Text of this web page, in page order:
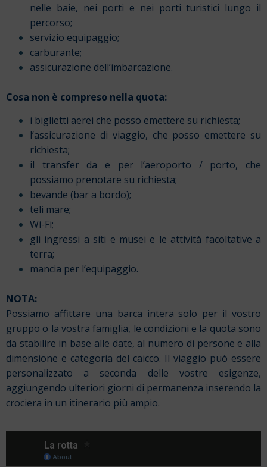
nelle baie, nei porti e nei porti turistici lungo il
percorso;
servizio equipaggio;
carburante;
assicurazione dell’imbarcazione.
Cosa non è compreso nella quota:
i biglietti aerei che posso emettere su richiesta;
l’assicurazione di viaggio, che posso emettere su
richiesta;
il transfer da e per l’aeroporto / porto, che
possiamo prenotare su richiesta;
bevande (bar a bordo);
teli mare;
Wi-Fi;
gli ingressi a siti e musei e le attività facoltative a
terra;
mancia per l’equipaggio.
NOTA:
Possiamo affittare una barca intera solo per il vostro
gruppo o la vostra famiglia, le condizioni e la quota sono
da stabilire in base alle date, al numero di persone e alla
dimensione e categoria del caicco. Il viaggio può essere
personalizzato a seconda delle vostre esigenze,
aggiungendo ulteriori giorni di permanenza inserendo la
crociera in un itinerario più ampio.